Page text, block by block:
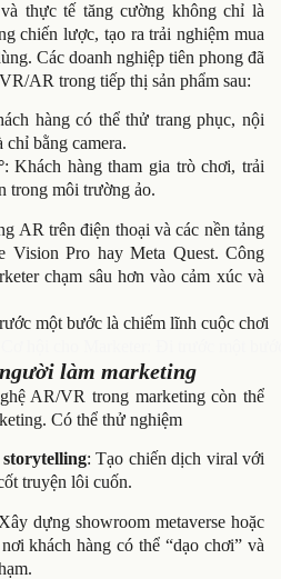
thực tế tăng cường không chỉ là
chiến lược, tạo ra trải nghiệm mua
Các doanh nghiệp tiên phong đã
AR trong tiếp thị sản phẩm sau:
hàng có thể thử trang phục, nội
bằng camera.
: Khách hàng tham gia trò chơi, trải
trong môi trường ảo.
AR trên điện thoại và các nền tảng
Pro hay Meta Quest. Công
chạm sâu hơn vào cảm xúc và
làm marketing
AR/VR trong marketing còn thể
Có thể thử nghiệm
: Tạo chiến dịch viral với
truyện lôi cuốn.
dựng showroom metaverse hoặc
khách hàng có thể “dạo chơi” và